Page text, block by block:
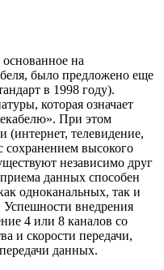
на
было предложено еще
в 1998 году).
которая означает
При этом
(интернет, телевидение,
высокого
независимо друг
данных способен
одноканальных, так и
внедрения
4 или 8 каналов со
и скорости передачи,
данных.